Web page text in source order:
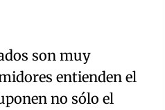
son muy
entienden el
no sólo el